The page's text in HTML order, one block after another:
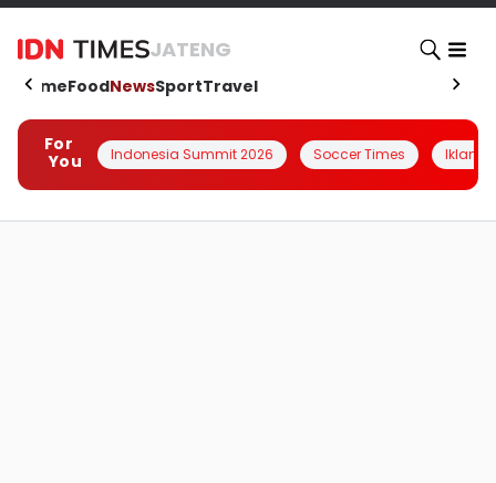
JATENG
HomeFoodNewsSportTravel
For
You
Indonesia Summit 2026 Soccer Times Iklanin